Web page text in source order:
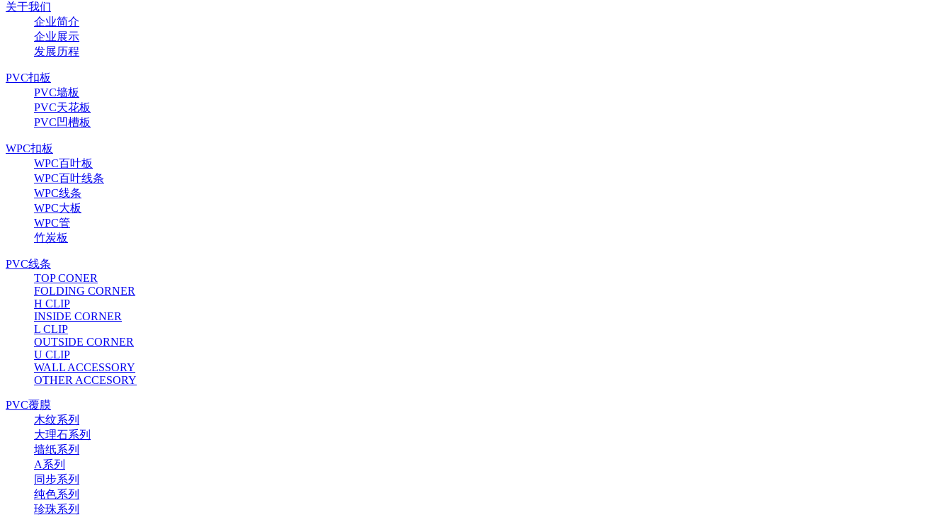
关于我们
企业简介
企业展示
发展历程
PVC扣板
PVC墙板
PVC天花板
PVC凹槽板
WPC扣板
WPC百叶板
WPC百叶线条
WPC线条
WPC大板
WPC管
竹炭板
PVC线条
TOP CONER
FOLDING CORNER
H CLIP
INSIDE CORNER
L CLIP
OUTSIDE CORNER
U CLIP
WALL ACCESSORY
OTHER ACCESORY
PVC覆膜
木纹系列
大理石系列
墙纸系列
A系列
同步系列
纯色系列
珍珠系列